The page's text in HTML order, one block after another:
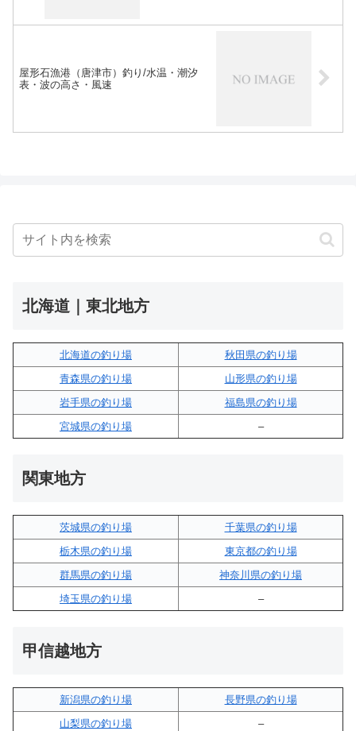
屋形石漁港（唐津市）釣り/水温・潮汐
表・波の高さ・風速
北海道｜東北地方
北海道の釣り場
秋田県の釣り場
青森県の釣り場
山形県の釣り場
岩手県の釣り場
福島県の釣り場
宮城県の釣り場
–
関東地方
茨城県の釣り場
千葉県の釣り場
栃木県の釣り場
東京都の釣り場
群馬県の釣り場
神奈川県の釣り場
埼玉県の釣り場
–
甲信越地方
新潟県の釣り場
長野県の釣り場
山梨県の釣り場
–